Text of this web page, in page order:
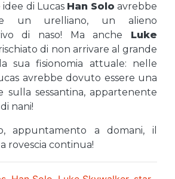
di Lucas Han Solo avrebbe
un urelliano, un alieno
di naso! Ma anche Luke
di non arrivare al grande
sua fisionomia attuale: nelle
avrebbe dovuto essere una
sulla sessantina, appartenente
nani!
appuntamento a domani, il
rovescia continua!